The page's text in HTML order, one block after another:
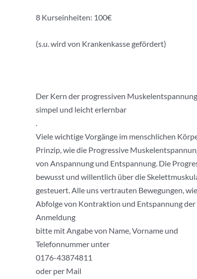
8 Kurseinheiten: 100€
(s.u. wird von Krankenkasse gefördert)
Der Kern der progressiven
simpel und leicht erlernbar
.
Viele wichtige Vorgänge im menschlichen
Prinzip, wie die Progressive
von Anspannung und Entspannung. Die
bewusst und willentlich über die
gesteuert. Alle uns vertrauten Bewegungen,
Abfolge von Kontraktion und Entspannung
Anmeldung
bitte mit Angabe von Name, Vorname und
Telefonnummer unter
0176-43874811
oder per Mail